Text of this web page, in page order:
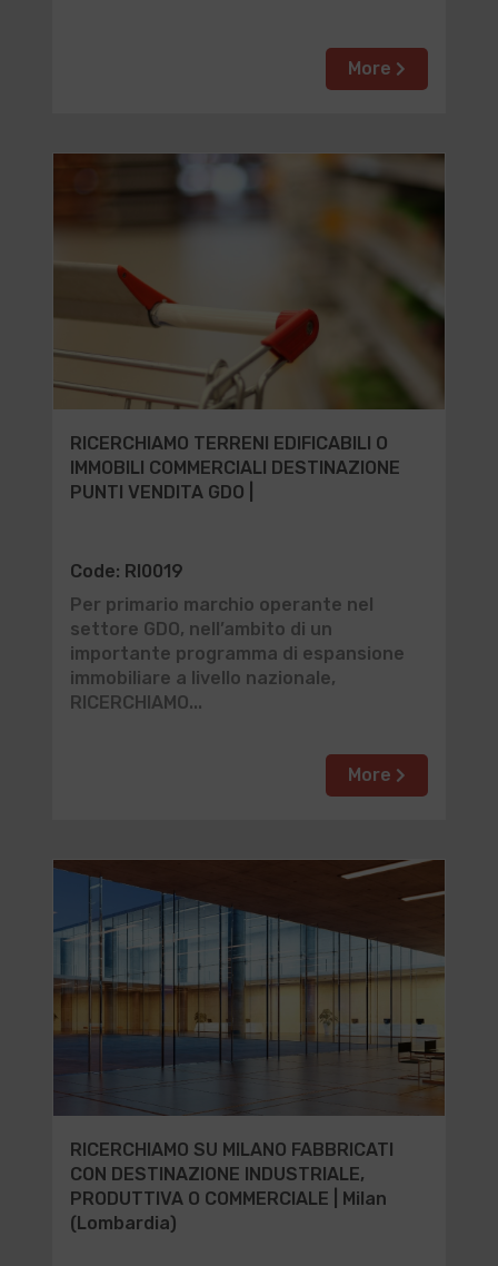
More
RICERCHIAMO TERRENI EDIFICABILI O
IMMOBILI COMMERCIALI DESTINAZIONE
PUNTI VENDITA GDO |
Code: RI0019
Per primario marchio operante nel
settore GDO, nell’ambito di un
importante programma di espansione
immobiliare a livello nazionale,
RICERCHIAMO...
More
RICERCHIAMO SU MILANO FABBRICATI
CON DESTINAZIONE INDUSTRIALE,
PRODUTTIVA O COMMERCIALE | Milan
(Lombardia)